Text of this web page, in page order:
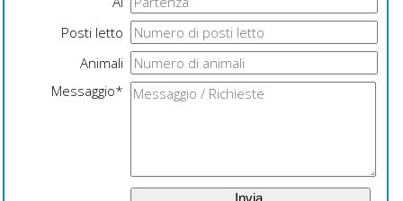
Posti letto
Animali
Messaggio*